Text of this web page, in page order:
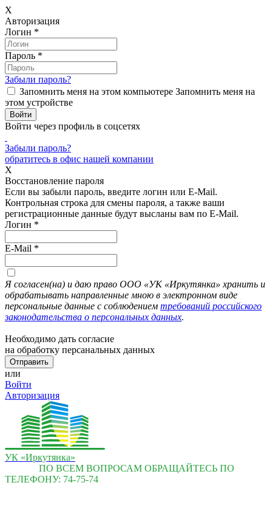
X
Авторизация
Логин *
Пароль *
Забыли пароль?
Запомнить меня на этом компьютере Запомнить меня на
этом устройстве
Войти через профиль в соцсетях
Забыли пароль?
обратитесь в офис нашей компании
X
Восстановление пароля
Если вы забыли пароль, введите логин или E-Mail.
Контрольная строка для смены пароля, а также ваши
регистрационные данные будут высланы вам по E-Mail.
Логин *
E-Mail *
Я согласен(на) и даю право ООО «УК «Иркутянка» хранить и
обрабатывать направленные мною в электронном виде
персональные данные с соблюдением требований российского
законодательства о персональных данных.
Необходимо дать согласие
на обработку персанальных данных
или
Войти
Авторизация
УК «Иркутянка»
ПО ВСЕМ ВОПРОСАМ ОБРАЩАЙТЕСЬ ПО
ТЕЛЕФОНУ: 74-75-74